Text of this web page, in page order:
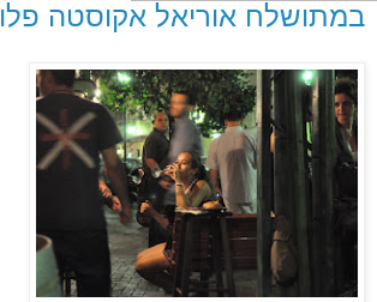
במתושלח אוריאל אקוסטה